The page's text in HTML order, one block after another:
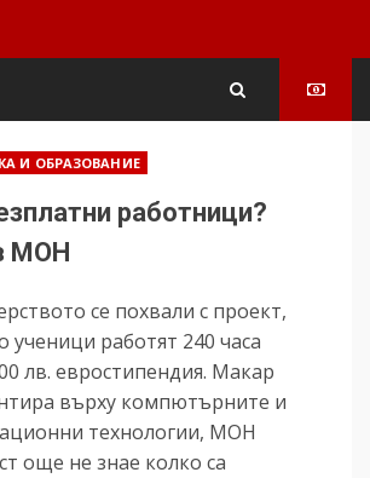
И ОБРАЗОВАНИЕ
работници?
МОН
се похвали с проект,
ученици работят 240 часа
лв. евростипендия. Макар
върху компютърните и
технологии, МОН
още не знае колко са